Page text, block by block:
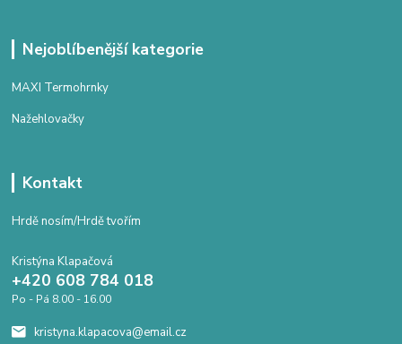
Nejoblíbenější kategorie
MAXI Termohrnky
Nažehlovačky
Kontakt
Hrdě nosím/Hrdě tvořím
Kristýna Klapačová
+420 608 784 018
Po - Pá 8.00 - 16.00
kristyna.klapacova@email.cz